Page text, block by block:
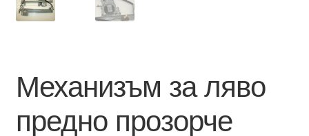
Транспорт
Механизъм за ляво
предно прозорче